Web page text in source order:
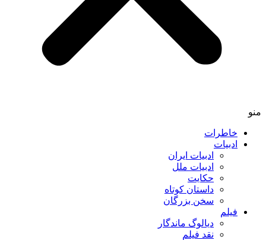
منو
خاطرات
ادبیات
ادبیات ایران
ادبیات ملل
حکایت
داستان کوتاه
سخن بزرگان
فیلم
دیالوگ ماندگار
نقد فیلم